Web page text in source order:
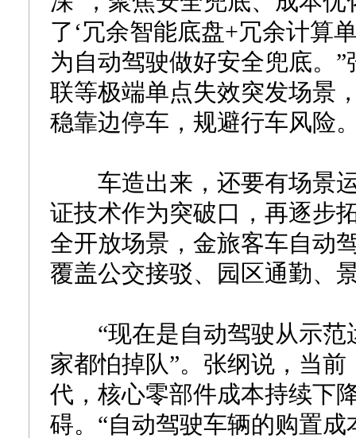
了‘冗余智能底盘+冗余计算
为自动驾驶做好安全兜底。
联等极端单点失效突发场景
稳靠边停车，规避行车风险
车造出来，还要有场景运
证技术作为突破口，再逐步
全开放场景，金旅客车自动
覆盖公交接驳、园区通勤、
“现在是自动驾驶从示范
家都怕掉队”。张纲说，当
代，核心零部件成本持续下
碍。“自动驾驶车辆的购置